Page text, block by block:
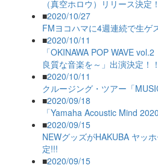
（真空ホロウ）リリース決定
■2020/10/27
FMヨコハマに4週連続で生ゲ
■2020/10/11
「OKINAWA POP WAVE
良質な音楽を～」出演決定！！
■2020/10/11
クルージング・ツアー「
■2020/09/18
「Yamaha Acoustic Mind
■2020/09/15
NEWグッズがHAKUBA ヤッ
定!!!
■2020/09/15